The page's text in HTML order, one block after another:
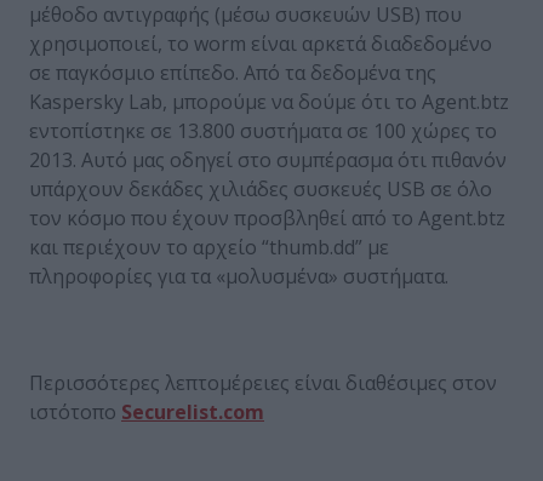
μέθοδο αντιγραφής (μέσω συσκευών USB) που
χρησιμοποιεί, το worm είναι αρκετά διαδεδομένο
σε παγκόσμιο επίπεδο. Από τα δεδομένα της
Kaspersky Lab, μπορούμε να δούμε ότι το Agent.btz
εντοπίστηκε σε 13.800 συστήματα σε 100 χώρες το
2013. Αυτό μας οδηγεί στο συμπέρασμα ότι πιθανόν
υπάρχουν δεκάδες χιλιάδες συσκευές USB σε όλο
τον κόσμο που έχουν προσβληθεί από το Agent.btz
και περιέχουν το αρχείο “thumb.dd” με
πληροφορίες για τα «μολυσμένα» συστήματα.
Περισσότερες λεπτομέρειες είναι διαθέσιμες στον
ιστότοπο Securelist.com